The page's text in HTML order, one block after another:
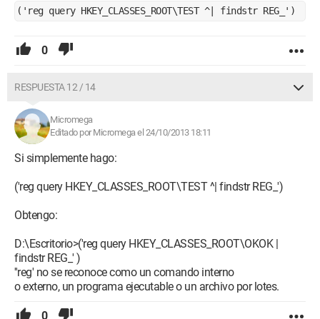
('reg query HKEY_CLASSES_ROOT\TEST ^| findstr REG_')
0
RESPUESTA 12 / 14
Micromega
Editado por Micromega el 24/10/2013 18:11
Si simplemente hago:
('reg query HKEY_CLASSES_ROOT\TEST ^| findstr REG_')
Obtengo:
D:\Escritorio>('reg query HKEY_CLASSES_ROOT\OKOK |
findstr REG_' )
''reg' no se reconoce como un comando interno
o externo, un programa ejecutable o un archivo por lotes.
0